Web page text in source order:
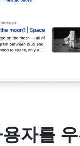
자를